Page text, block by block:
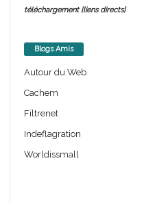
téléchargement [liens directs]
Blogs Amis
Autour du Web
Cachem
Filtrenet
Indeflagration
Worldissmall